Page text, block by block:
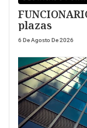
plazas
6 De Agosto De 2026